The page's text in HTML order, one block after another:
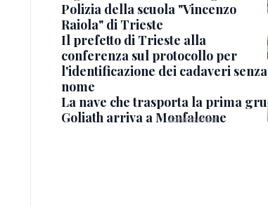
Polizia della scuola "Vincenzo
Raiola" di Trieste
Il prefetto di Trieste alla
conferenza sul protocollo per
l'identificazione dei cadaveri senza
nome
La nave che trasporta la prima gru
Goliath arriva a Monfalcone